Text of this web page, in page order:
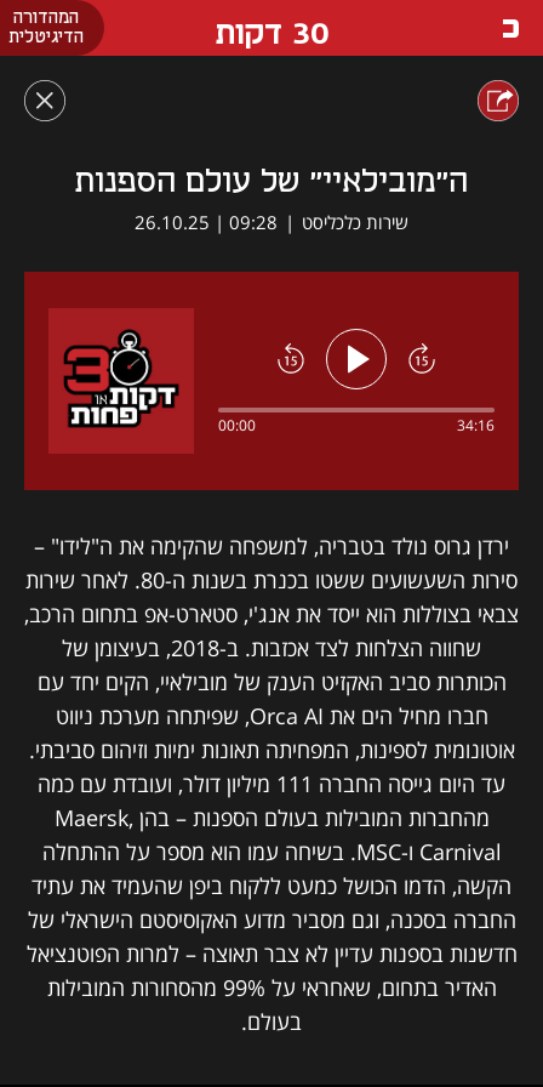
המהדורה
הדיגיטלית
30 דקות
ה"מובילאיי" של עולם הספנות
שירות כלכליסט |
09:28 | 26.10.25
34:16
00:00
ירדן גרוס נולד בטבריה, למשפחה שהקימה את ה"לידו" –
סירות השעשועים ששטו בכנרת בשנות ה-80. לאחר שירות
צבאי בצוללות הוא ייסד את אנג'י, סטארט-אפ בתחום הרכב,
שחווה הצלחות לצד אכזבות. ב-2018, בעיצומן של
הכותרות סביב האקזיט הענק של מובילאיי, הקים יחד עם
חברו מחיל הים את Orca AI, שפיתחה מערכת ניווט
אוטונומית לספינות, המפחיתה תאונות ימיות וזיהום סביבתי.
עד היום גייסה החברה 111 מיליון דולר, ועובדת עם כמה
מהחברות המובילות בעולם הספנות – בהן Maersk,
Carnival ו-MSC. בשיחה עמו הוא מספר על ההתחלה
הקשה, הדמו הכושל כמעט ללקוח ביפן שהעמיד את עתיד
החברה בסכנה, וגם מסביר מדוע האקוסיסטם הישראלי של
חדשנות בספנות עדיין לא צבר תאוצה – למרות הפוטנציאל
האדיר בתחום, שאחראי על 99% מהסחורות המובילות
בעולם.